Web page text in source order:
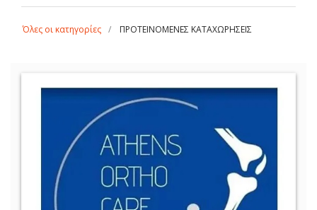
Όλες οι κατηγορίες ΠΡΟΤΕΙΝΟΜΕΝΕΣ ΚΑΤΑΧΩΡΗΣΕΙΣ